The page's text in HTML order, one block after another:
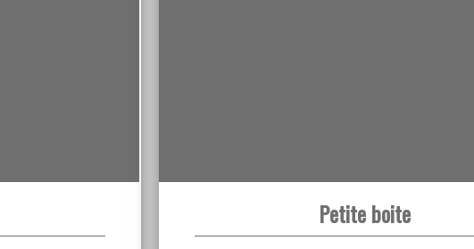
Petite boite